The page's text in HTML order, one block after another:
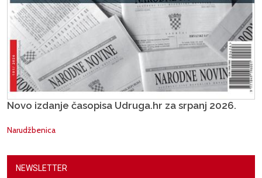
Novo izdanje časopisa Udruga.hr za srpanj 2026.
Narudžbenica
NEWSLETTER